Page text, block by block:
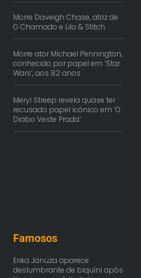
Morre Daveigh Chase, atriz de
O Chamado e Lilo & Stitch
Morre ator Michael Pennington,
conhecido por papel em ‘Star
Wars’, aos 82 anos
Meryl Streep revela quase ter
recusado papel icônico em ‘O
Diabo Veste Prada’
Famosos
Erika Januza aparece
deslumbrante de biquíni após